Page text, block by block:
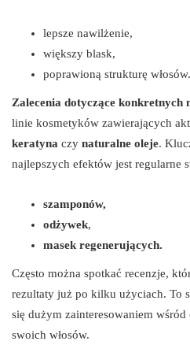
lepsze nawilżenie,
większy blask,
poprawioną strukturę włosów.
Zalecenia dotyczące konkretnych
linie kosmetyków zawierających
keratyna czy naturalne oleje.
najlepszych efektów jest regularne
szamponów,
odżywek,
masek regenerujących.
Często można spotkać recenzje,
rezultaty już po kilku użyciach. To
się dużym zainteresowaniem
swoich włosów.